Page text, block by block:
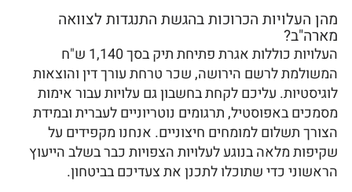
מהן העלויות הכרוכות בהגשת התנגדות לצוואה
מארה"ב?
העלויות כוללות אגרת פתיחת תיק בסך 1,140 ש"ח
המשולמת לרשם הירושה, שכר טרחת עורך דין והוצאות
לוגיסטיות. עליכם לקחת בחשבון גם עלויות עבור אימות
מסמכים באפוסטיל, תרגומים נוטריוניים לעברית ובמידת
הצורך תשלום למומחים חיצוניים. אנחנו מקפידים על
שקיפות מלאה בנוגע לעלויות הצפויות כבר בשלב הייעוץ
הראשוני כדי שתוכלו לתכנן את צעדיכם בביטחון.